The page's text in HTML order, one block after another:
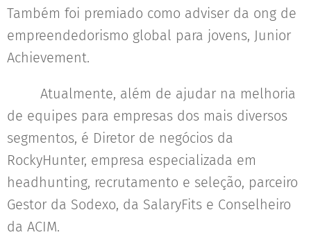
Também foi premiado como adviser da ong de
empreendedorismo global para jovens, Junior
Achievement.
Atualmente, além de ajudar na melhoria
de equipes para empresas dos mais diversos
segmentos, é Diretor de negócios da
RockyHunter, empresa especializada em
headhunting, recrutamento e seleção, parceiro
Gestor da Sodexo, da SalaryFits e Conselheiro
da ACIM.